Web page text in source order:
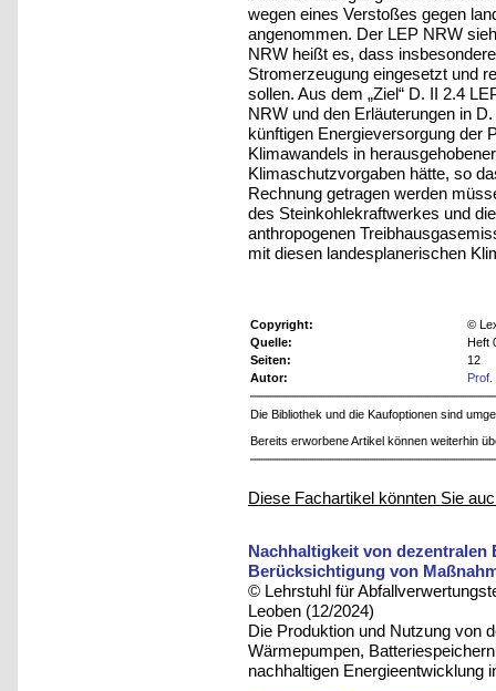
wegen eines Verstoßes gegen
angenommen. Der LEP NRW
NRW heißt es, dass
Stromerzeugung eingesetzt und
sollen. Aus dem „Ziel“ D. II 2.4
NRW und den Erläuterungen in
künftigen Energieversorgung der
Klimawandels in
Klimaschutzvorgaben hätte, so
Rechnung getragen werden
des Steinkohlekraftwerkes und
anthropogenen
mit diesen landesplanerischen
Copyright:
©
Quelle:
Heft
Seiten:
12
Autor:
Die Bibliothek und die Kaufoptionen sind
Bereits erworbene Artikel können weiterhin
Diese Fachartikel könnten Sie
Nachhaltigkeit von
Berücksichtigung von
© Lehrstuhl für
Leoben (12/2024)
Die Produktion und Nutzung von
Wärmepumpen,
nachhaltigen Energieentwicklung